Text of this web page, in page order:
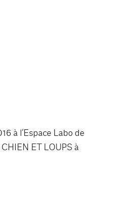
à l’Espace Labo de
ET LOUPS à